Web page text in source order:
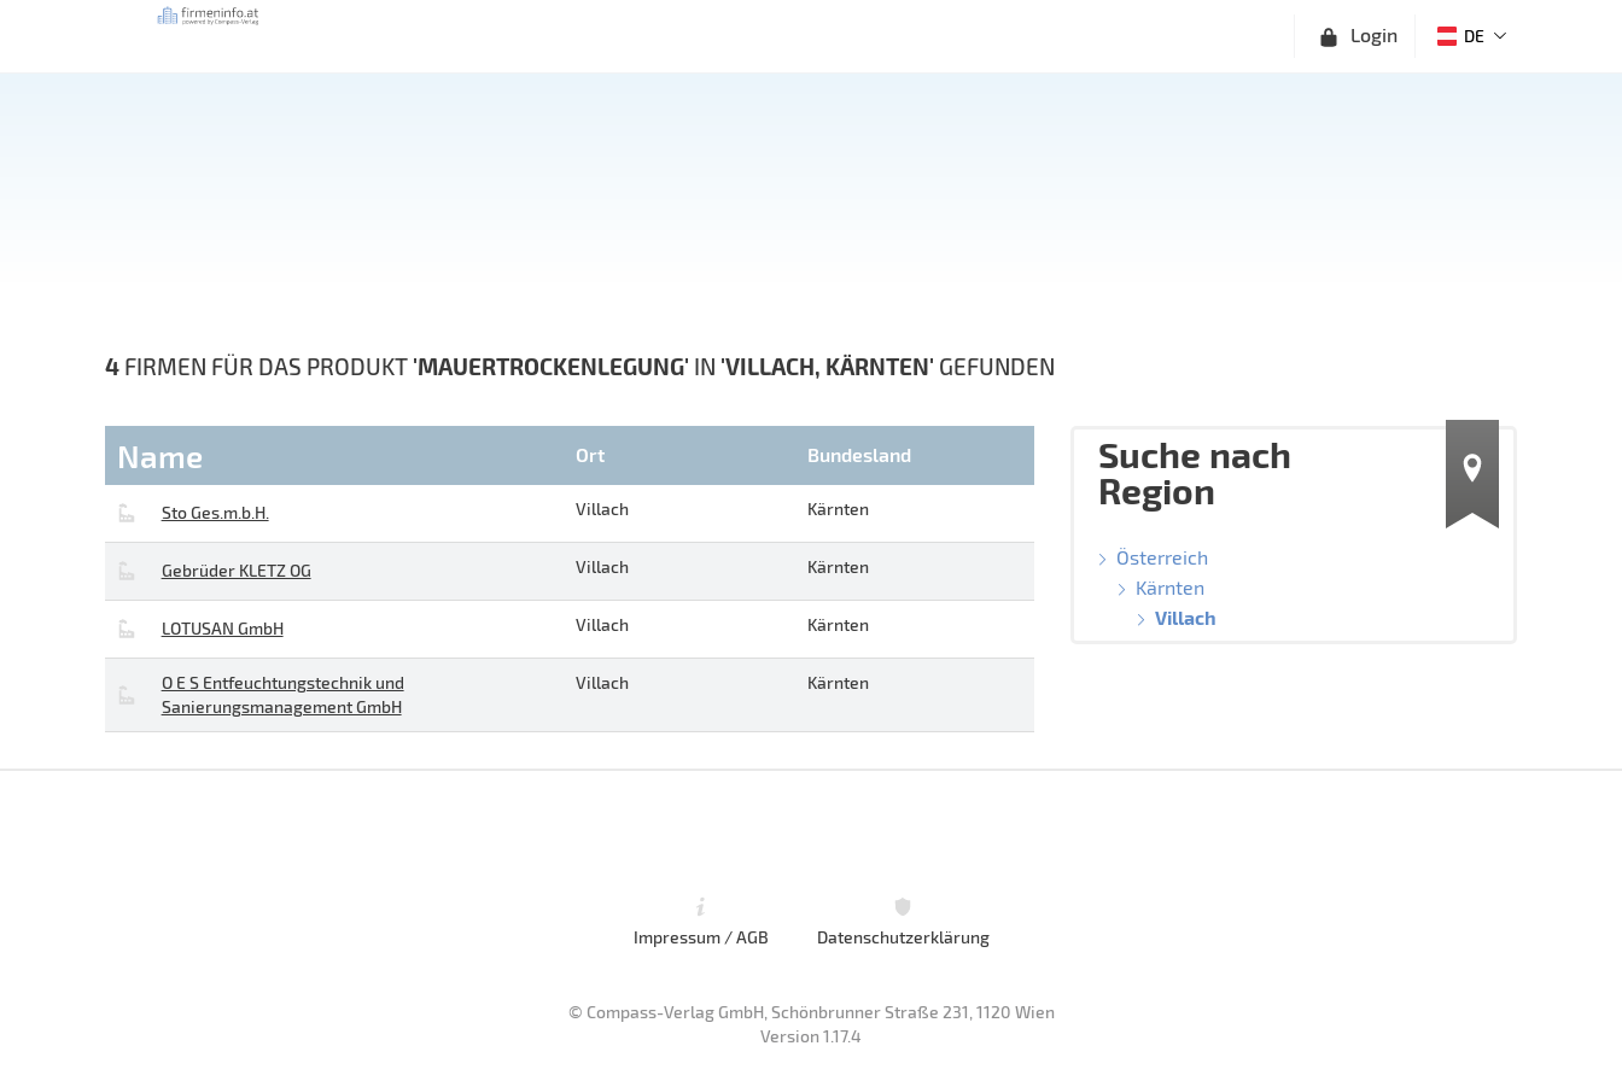
Login DE
4 FIRMEN FÜR DAS PRODUKT 'MAUERTROCKENLEGUNG' IN 'VILLACH, KÄRNTEN' GEFUNDEN
Name Ort Bundesland
Sto Ges.m.b.H. Villach Kärnten
Gebrüder KLETZ OG Villach Kärnten
LOTUSAN GmbH Villach Kärnten
O E S Entfeuchtungstechnik und
Sanierungsmanagement GmbH
Villach Kärnten
Suche nach
Region
Österreich
Kärnten
Villach
Impressum / AGB Datenschutzerklärung
© Compass-Verlag GmbH, Schönbrunner Straße 231, 1120 Wien
Version 1.17.4